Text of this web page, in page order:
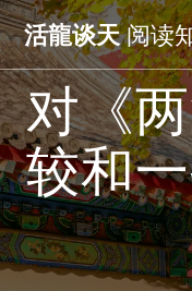
活龍谈天阅读
对《
较和